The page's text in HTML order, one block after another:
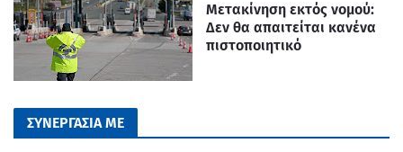
Μετακίνηση εκτός νομού:
Δεν θα απαιτείται κανένα
πιστοποιητικό
ΣΥΝΕΡΓΑΣΙΑ ΜΕ